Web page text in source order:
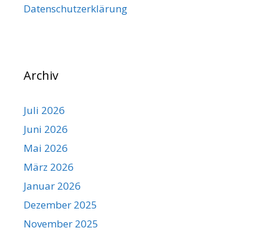
Datenschutzerklärung
Archiv
Juli 2026
Juni 2026
Mai 2026
März 2026
Januar 2026
Dezember 2025
November 2025